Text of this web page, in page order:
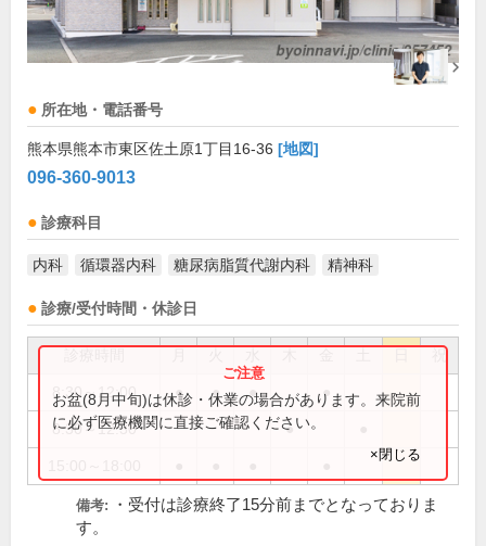
所在地・電話番号
熊本県熊本市東区佐土原1丁目16-36 [地図]
096-360-9013
診療科目
内科 循環器内科 糖尿病脂質代謝内科 精神科
診療/受付時間・休診日
祝
8:30～12:00 ● ● ● ●
8:30～12:30 ●
お盆(8月中旬)は休診・休業の場合があります。来院前
に必ず医療機関に直接ご確認ください。
×閉じる
備考:
・受付は診療終了15分前までとなっておりま
す。